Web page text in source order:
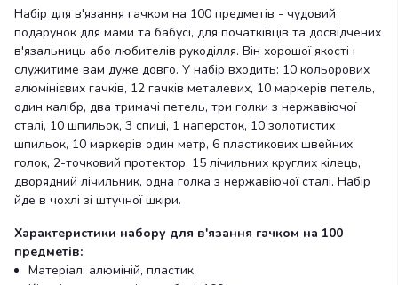
Набір для в'язання гачком на 100 предметів - чудовий
подарунок для мами та бабусі, для початківців та досвідчених
в'язальниць або любителів рукоділля. Він хорошої якості і
служитиме вам дуже довго. У набір входить: 10 кольорових
алюмінієвих гачків, 12 гачків металевих, 10 маркерів петель,
один калібр, два тримачі петель, три голки з нержавіючої
сталі, 10 шпильок, 3 спиці, 1 наперсток, 10 золотистих
шпильок, 10 маркерів один метр, 6 пластикових швейних
голок, 2-точковий протектор, 15 лічильних круглих кілець,
дворядний лічильник, одна голка з нержавіючої сталі. Набір
йде в чохлі зі штучної шкіри.
Характеристики набору для в'язання гачком на 100
предметів:
Матеріал: алюміній, пластик